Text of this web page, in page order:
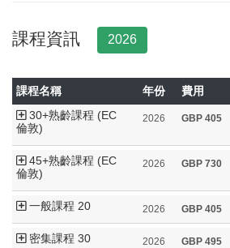
課程資訊 2026
課程名稱 年份 費用
30+熟齡課程 (EC
倫敦)
2026 GBP 405
45+熟齡課程 (EC
倫敦)
2026 GBP 730
一般課程 20 2026 GBP 405
密集課程 30 2026 GBP 495